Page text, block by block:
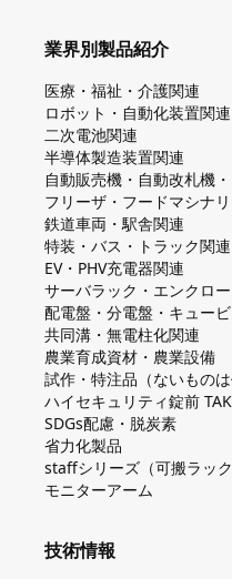
業界別製品紹介
医療・福祉・介護関連
ロボット・自動化装置関連
二次電池関連
半導体製造装置関連
自動販売機・自動改札機
フリーザ・フードマシナ
鉄道車両・駅舎関連
特装・バス・トラック関連
EV・PHV充電器関連
サーバラック・エンクロ
配電盤・分電盤・キュー
共同溝・無電柱化関連
農業育成資材・農業設備
試作・特注品（ないものは
ハイセキュリティ錠前
SDGs配慮・脱炭素
省力化製品
staffシリーズ（可搬ラック
モニターアーム
技術情報